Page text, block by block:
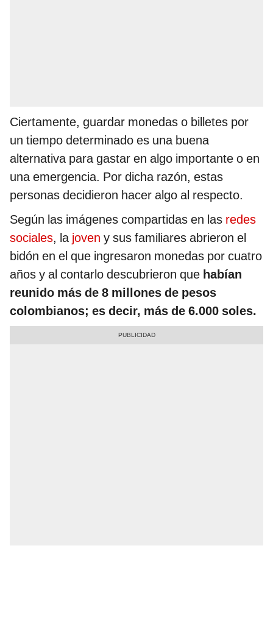
Ciertamente, guardar monedas o billetes por
un tiempo determinado es una buena
alternativa para gastar en algo importante o en
una emergencia. Por dicha razón, estas
personas decidieron hacer algo al respecto.
Según las imágenes compartidas en las redes
sociales, la joven y sus familiares abrieron el
bidón en el que ingresaron monedas por cuatro
años y al contarlo descubrieron que habían
reunido más de 8 millones de pesos
colombianos; es decir, más de 6.000 soles.